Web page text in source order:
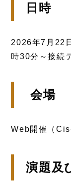
日時
2026年7月22
時30分～接続
会場
Web開催（
演題及